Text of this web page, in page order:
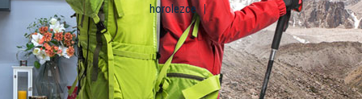
horolezce|